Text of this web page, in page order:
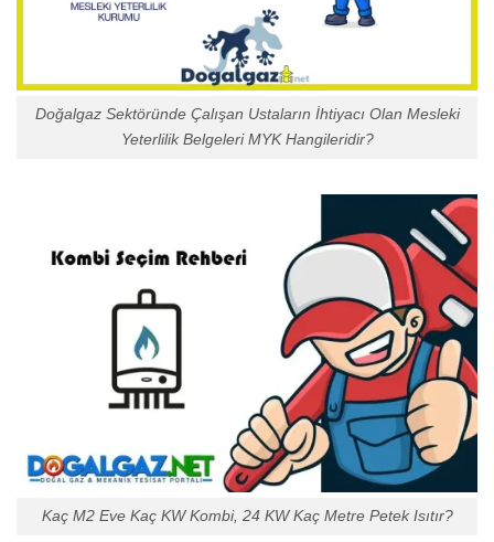
Doğalgaz Sektöründe Çalışan Ustaların İhtiyacı Olan Mesleki
Yeterlilik Belgeleri MYK Hangileridir?
Kaç M2 Eve Kaç KW Kombi, 24 KW Kaç Metre Petek Isıtır?